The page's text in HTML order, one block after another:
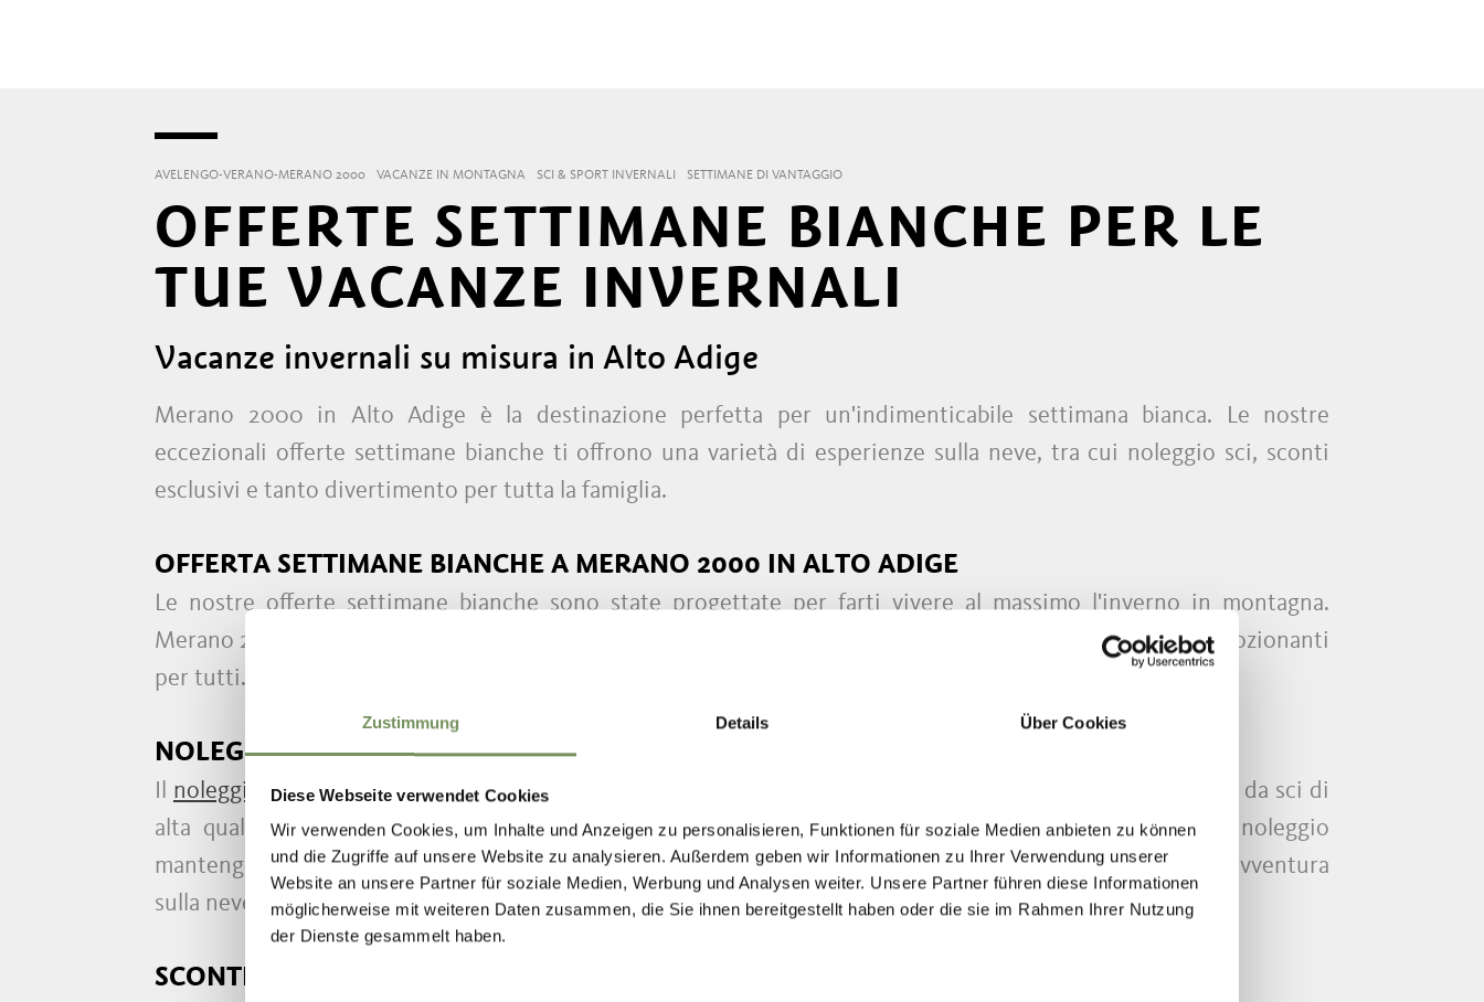
Zustimmung Details Über Cookies
Diese Webseite verwendet Cookies
Wir verwenden Cookies, um Inhalte und Anzeigen zu personalisieren, Funktionen für soziale Medien anbieten zu können
und die Zugriffe auf unsere Website zu analysieren. Außerdem geben wir Informationen zu Ihrer Verwendung unserer
Website an unsere Partner für soziale Medien, Werbung und Analysen weiter. Unsere Partner führen diese Informationen
möglicherweise mit weiteren Daten zusammen, die Sie ihnen bereitgestellt haben oder die sie im Rahmen Ihrer Nutzung
der Dienste gesammelt haben.
Einwilligungsauswahl
AVELENGO-VERANO-MERANO 2000 VACANZE IN MONTAGNA SCI & SPORT INVERNALI SETTIMANE DI VANTAGGIO
OFFERTE SETTIMANE BIANCHE PER LE
TUE VACANZE INVERNALI
Vacanze invernali su misura in Alto Adige
Merano 2000 in Alto Adige è la destinazione perfetta per un'indimenticabile settimana bianca. Le nostre
eccezionali offerte settimane bianche ti offrono una varietà di esperienze sulla neve, tra cui noleggio sci, sconti
esclusivi e tanto divertimento per tutta la famiglia.
OFFERTA SETTIMANE BIANCHE A MERANO 2000 IN ALTO ADIGE
Le nostre offerte settimane bianche sono state progettate per farti vivere al massimo l'inverno in montagna.
Merano 2000 è il tuo paradiso sulla neve, con paesaggi mozzafiato delle Dolomiti e una serie di attività emozionanti
per tutti.
NOLEGGIO SCI DI QUALITÀ
noleggio scinon è mai stato così facile e conveniente. Con i nostri sconti, puoi noleggiare l'attrezzatura da sci di
alta qualità che si adatta alle tue esigenze a un prezzo ragionevole. I nostri partner dei punti di noleggio
mantengono tutte le attrezzature in perfette condizioni per garantirti sicurezza e comfort durante la tua avventura
sulla neve.
SCONTI ESCLUSIVI PER LA TUA SETTIMANA BIANCA